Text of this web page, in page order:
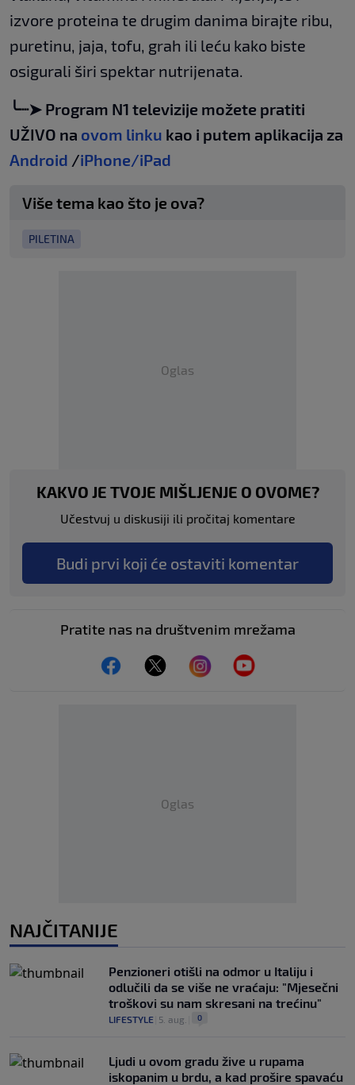
izvore proteina te drugim danima birajte ribu,
puretinu, jaja, tofu, grah ili leću kako biste
osigurali širi spektar nutrijenata.
╰┈➤ Program N1 televizije možete pratiti
UŽIVO na ovom linku kao i putem aplikacija za
Android /iPhone/iPad
Više tema kao što je ova?
PILETINA
Oglas
KAKVO JE TVOJE MIŠLJENJE O OVOME?
Učestvuj u diskusiji ili pročitaj komentare
Budi prvi koji će ostaviti komentar
Pratite nas na društvenim mrežama
Oglas
NAJČITANIJE
Penzioneri otišli na odmor u Italiju i
odlučili da se više ne vraćaju: "Mjesečni
troškovi su nam skresani na trećinu"
LIFESTYLE 5. aug. 0
Ljudi u ovom gradu žive u rupama
iskopanim u brdu, a kad prošire spavaću